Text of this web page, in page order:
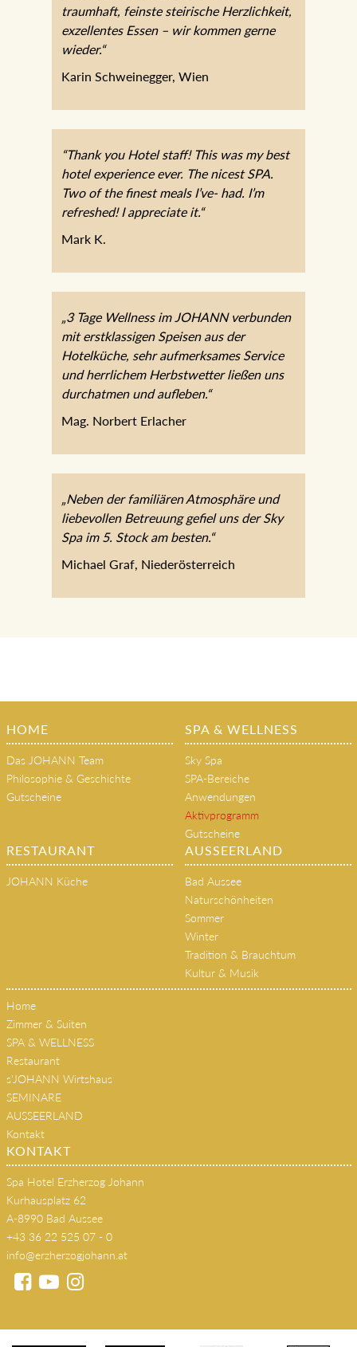
traumhaft, feinste steirische Herzlichkeit,
exzellentes Essen – wir kommen gerne
wieder.“
Karin Schweinegger, Wien
“Thank you Hotel staff! This was my best
hotel experience ever. The nicest SPA.
Two of the finest meals I’ve- had. I’m
refreshed! I appreciate it.“
Mark K.
„3 Tage Wellness im JOHANN verbunden
mit erstklassigen Speisen aus der
Hotelküche, sehr aufmerksames Service
und herrlichem Herbstwetter ließen uns
durchatmen und aufleben.“
Mag. Norbert Erlacher
„Neben der familiären Atmosphäre und
liebevollen Betreuung gefiel uns der Sky
Spa im 5. Stock am besten.“
Michael Graf, Niederösterreich
HOME
Das JOHANN Team
Philosophie & Geschichte
Gutscheine
SPA & WELLNESS
Sky Spa
SPA-Bereiche
Anwendungen
Aktivprogramm
Gutscheine
RESTAURANT
JOHANN Küche
AUSSEERLAND
Bad Aussee
Naturschönheiten
Sommer
Winter
Tradition & Brauchtum
Kultur & Musik
Home
Zimmer & Suiten
SPA & WELLNESS
Restaurant
s'JOHANN Wirtshaus
SEMINARE
AUSSEERLAND
Kontakt
KONTAKT
Spa Hotel Erzherzog Johann
Kurhausplatz 62
A-8990 Bad Aussee
+43 36 22 525 07 - 0
info@erzherzogjohann.at